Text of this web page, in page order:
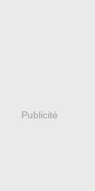
Publicité